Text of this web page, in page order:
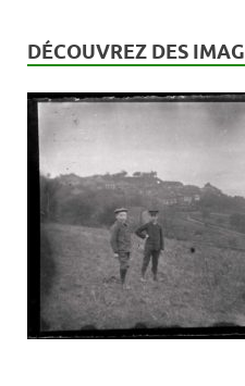
DÉCOUVREZ DES